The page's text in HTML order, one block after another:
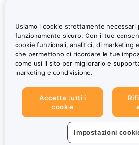
Usiamo i cookie strettamente necessari
funzionamento sicuro. Con il tuo
cookie funzionali, analitici, di marketing
che permettono di ricordare le tue
come usi il sito per migliorarlo e
marketing e condivisione.
Accetta tutti i
cookie
Impostazioni